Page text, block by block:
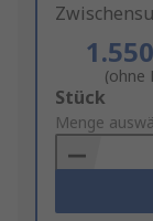
(ohne
Add
to
Basket
Stück
Menge